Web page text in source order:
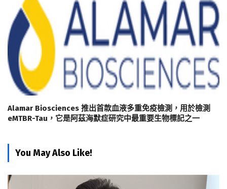
Alamar Biosciences 推出首款血液多重免疫檢測，用於檢測
eMTBR-Tau，它是阿茲海默症研究中最重要生物標記之一
You May Also Like!